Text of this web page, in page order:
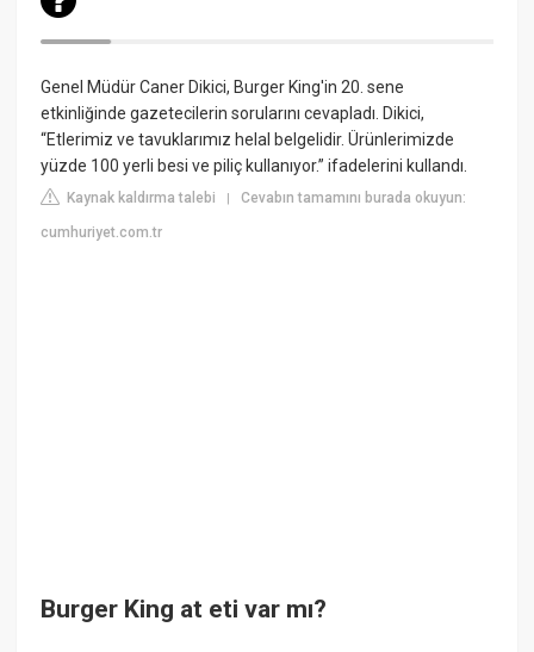
Genel Müdür Caner Dikici, Burger King'in 20. sene
etkinliğinde gazetecilerin sorularını cevapladı. Dikici,
“Etlerimiz ve tavuklarımız helal belgelidir. Ürünlerimizde
yüzde 100 yerli besi ve piliç kullanıyor.” ifadelerini kullandı.
Kaynak kaldırma talebi |Cevabın tamamını burada okuyun:
cumhuriyet.com.tr
Burger King at eti var mı?